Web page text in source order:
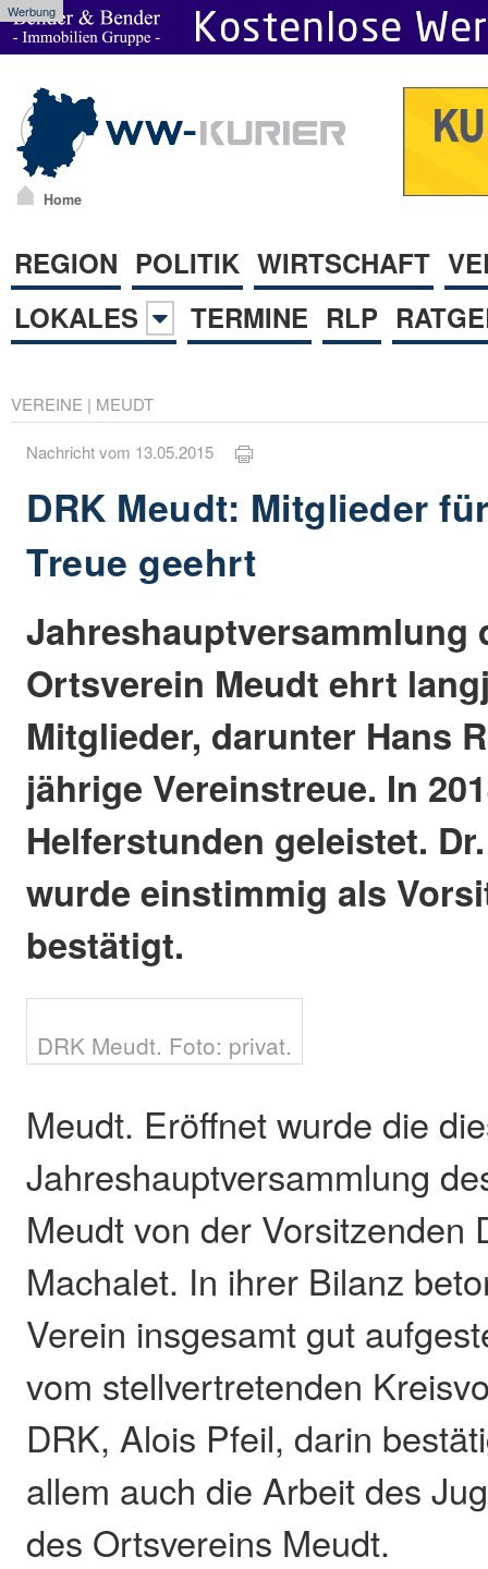
Werbung
Home
REGION POLITIK WIRTSCHAFT
LOKALES
TERMINE RLP
VEREINE | MEUDT
Nachricht vom 13.05.2015
DRK Meudt: Mitglieder
Treue geehrt
Jahreshauptversammlung
Ortsverein Meudt ehrt
Mitglieder, darunter Hans
jährige Vereinstreue. In
Helferstunden geleistet.
wurde einstimmig als
bestätigt.
DRK Meudt. Foto: privat.
Meudt. Eröffnet wurde die
Jahreshauptversammlung
Meudt von der Vorsitzenden
Machalet. In ihrer Bilanz
Verein insgesamt gut
vom stellvertretenden
DRK, Alois Pfeil, darin
allem auch die Arbeit des
des Ortsvereins Meudt.